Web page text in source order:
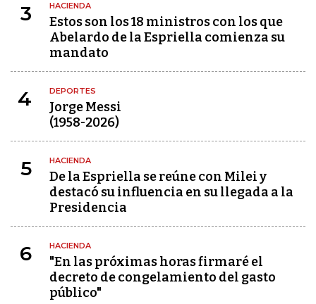
3 HACIENDA
Estos son los 18 ministros con los que
Abelardo de la Espriella comienza su
mandato
4 DEPORTES
Jorge Messi
(1958-2026)
5 HACIENDA
De la Espriella se reúne con Milei y
destacó su influencia en su llegada a la
Presidencia
6 HACIENDA
"En las próximas horas firmaré el
decreto de congelamiento del gasto
público"